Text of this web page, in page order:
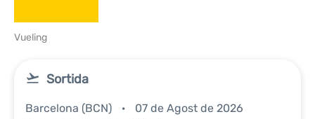
Vueling
Sortida
Barcelona (BCN) 07 de Agost de 2026